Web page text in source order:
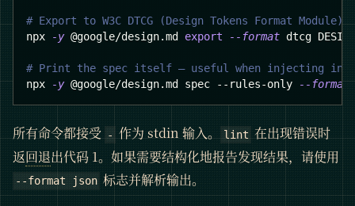
# Export to W3C DTCG (Design Tokens Format Module)
npx
-y @google/design.md export --format dtcg
# Print the spec itself — useful when injecting into
npx
-y @google/design.md spec --rules-only --format
所有命令都接受 - 作为 stdin 输入。 lint 在出现错误时
返回退出代码 1。如果需要结构化地报告发现结果，请使用
--format json 标志并解析输出。